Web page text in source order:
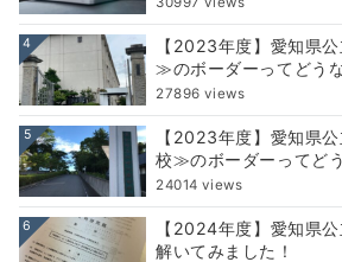
4
【2023年度】愛知県
≫のボーダーってどう
27896 views
5
【2023年度】愛知県
校≫のボーダーってど
24014 views
6
【2024年度】愛知県
解いてみました！